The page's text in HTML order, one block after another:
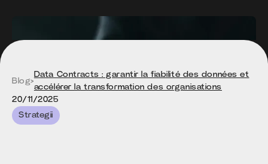
Blog>
Data Contracts : garantir la fiabilité des données et
accélérer la transformation des organisations
Strategii
20/11/2025